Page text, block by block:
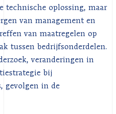
technische oplossing, maar
van management en
van maatregelen op
tussen bedrijfsonderdelen.
veranderingen in
bij
gevolgen in de